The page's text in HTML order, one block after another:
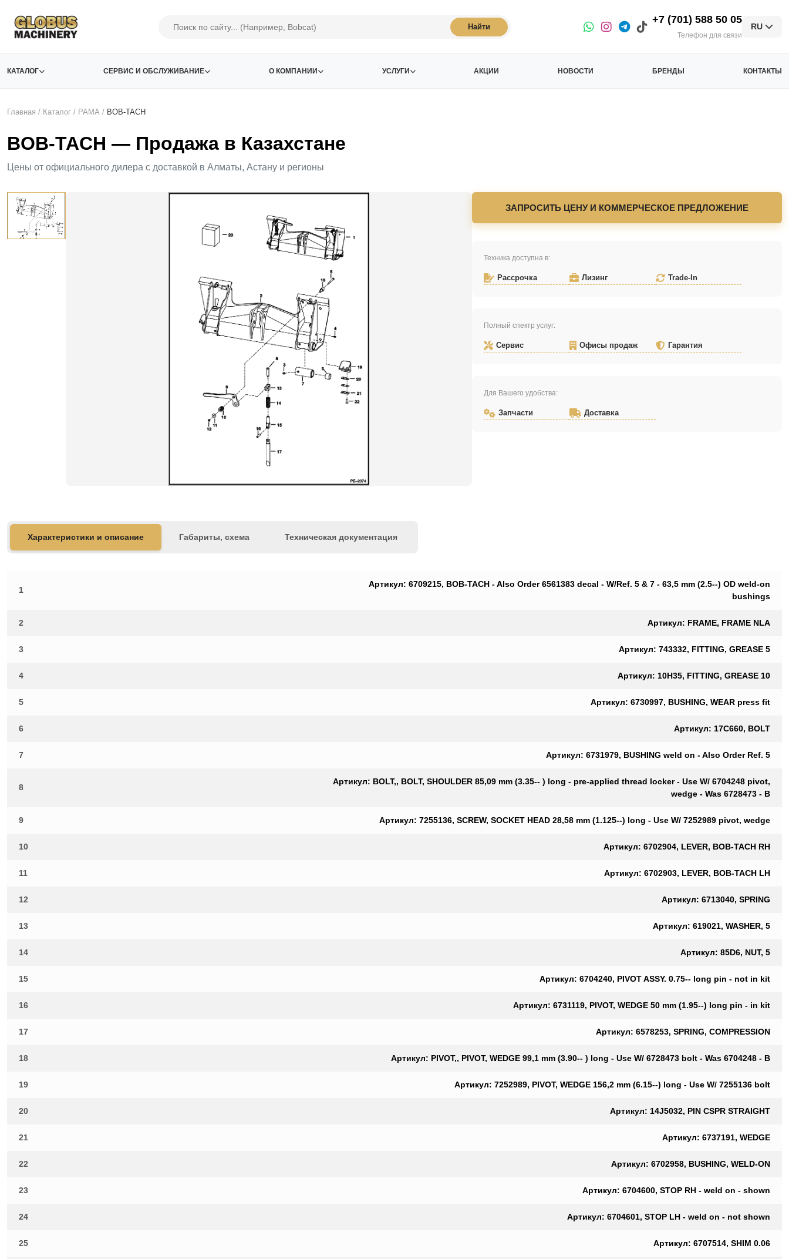
Найти
+7 (701) 588 50 05
Телефон для связи
RU
КАТАЛОГ СЕРВИС И ОБСЛУЖИВАНИЕ О КОМПАНИИ УСЛУГИ АКЦИИ НОВОСТИ БРЕНДЫ КОНТАКТЫ
Главная / Каталог / РАМА / BOB-TACH
BOB-TACH — Продажа в Казахстане
Цены от официального дилера с доставкой в Алматы, Астану и регионы
ЗАПРОСИТЬ ЦЕНУ И КОММЕРЧЕСКОЕ ПРЕДЛОЖЕНИЕ
Техника доступна в:
Рассрочка Лизинг Trade-In
Полный спектр услуг:
Сервис Офисы продаж Гарантия
Для Вашего удобства:
Запчасти Доставка
Характеристики и описание Габариты, схема Техническая документация
1
Артикул: 6709215, BOB-TACH - Also Order 6561383 decal - W/Ref. 5 & 7 - 63,5 mm (2.5--) OD weld-on
bushings
2 Артикул: FRAME, FRAME NLA
3 Артикул: 743332, FITTING, GREASE 5
4 Артикул: 10H35, FITTING, GREASE 10
5 Артикул: 6730997, BUSHING, WEAR press fit
6 Артикул: 17C660, BOLT
7 Артикул: 6731979, BUSHING weld on - Also Order Ref. 5
8
Артикул: BOLT,, BOLT, SHOULDER 85,09 mm (3.35-- ) long - pre-applied thread locker - Use W/ 6704248 pivot,
wedge - Was 6728473 - B
9 Артикул: 7255136, SCREW, SOCKET HEAD 28,58 mm (1.125--) long - Use W/ 7252989 pivot, wedge
10 Артикул: 6702904, LEVER, BOB-TACH RH
11 Артикул: 6702903, LEVER, BOB-TACH LH
12 Артикул: 6713040, SPRING
13 Артикул: 619021, WASHER, 5
14 Артикул: 85D6, NUT, 5
15 Артикул: 6704240, PIVOT ASSY. 0.75-- long pin - not in kit
16 Артикул: 6731119, PIVOT, WEDGE 50 mm (1.95--) long pin - in kit
17 Артикул: 6578253, SPRING, COMPRESSION
18 Артикул: PIVOT,, PIVOT, WEDGE 99,1 mm (3.90-- ) long - Use W/ 6728473 bolt - Was 6704248 - B
19 Артикул: 7252989, PIVOT, WEDGE 156,2 mm (6.15--) long - Use W/ 7255136 bolt
20 Артикул: 14J5032, PIN CSPR STRAIGHT
21 Артикул: 6737191, WEDGE
22 Артикул: 6702958, BUSHING, WELD-ON
23 Артикул: 6704600, STOP RH - weld on - shown
24 Артикул: 6704601, STOP LH - weld on - not shown
25 Артикул: 6707514, SHIM 0.06